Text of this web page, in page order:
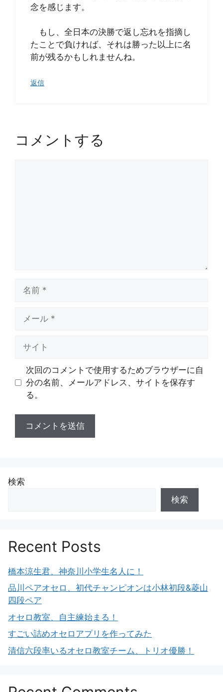
念を感じます。
もし、全日本の決勝で返し忘れを指摘し
たことで負ければ、それは勝った以上に名
前が残るかもしれませんね。
返信
コメントする
次回のコメントで使用するためブラウザーに自
分の名前、メールアドレス、サイトを保存す
る。
検索
検索
Recent Posts
橋本涼生君、神奈川小学生名人に！
品川ペアオセロ、初代チャンピオンは小林初段&菱山
四段ペア
オセロ教室、自主練始まる！
すごい詰めオセロアプリを作ってみた
清信六段率いるオセロ教室チーム、トリオ優勝！